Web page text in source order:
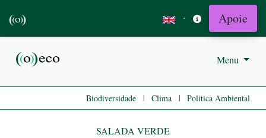
· Apoie
Menu
Biodiversidade | Clima | Politica Ambiental
SALADA VERDE